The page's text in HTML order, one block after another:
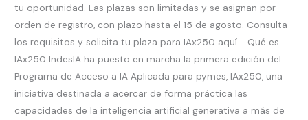
tu oportunidad. Las plazas son limitadas y se asignan por
orden de registro, con plazo hasta el 15 de agosto. Consulta
los requisitos y solicita tu plaza para IAx250 aquí. Qué es
IAx250 IndesIA ha puesto en marcha la primera edición del
Programa de Acceso a IA Aplicada para pymes, IAx250, una
iniciativa destinada a acercar de forma práctica las
capacidades de la inteligencia artificial generativa a más de
250
pymes